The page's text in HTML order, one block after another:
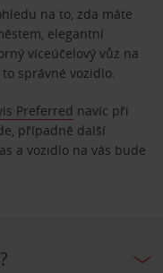
na to, zda máte
elegantní
víceúčelový vůz na
správné vozidlo.
Preferred navíc při
případně další
a vozidlo na vás bude